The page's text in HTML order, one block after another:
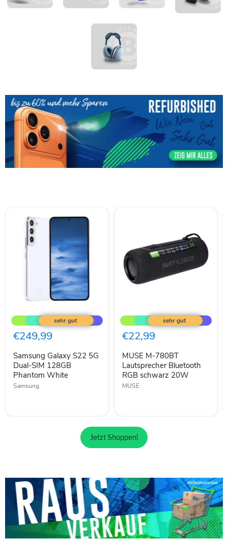
Galaxy
S22
5G
Dual-
128GB
Phantom
White
€249,99
Samsung Galaxy S22 5G
Dual-SIM 128GB
Phantom White
Samsung
M-
780BT
Lautsprecher
Bluetooth
schwarz
20W
€22,99
MUSE M-780BT
Lautsprecher Bluetooth
RGB schwarz 20W
MUSE
Jetzt Shoppen!